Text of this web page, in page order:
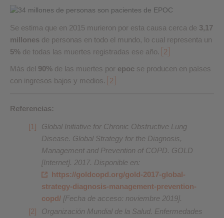
Se estima que en 2015 murieron por esta causa cerca de 3,17
millones de personas en todo el mundo, lo cual representa un
5% de todas las muertes registradas ese año. 2
Más del 90% de las muertes por epoc se producen en países
con ingresos bajos y medios. 2
Referencias:
Global Initiative for Chronic Obstructive Lung
Disease. Global Strategy for the Diagnosis,
Management and Prevention of COPD. GOLD
[Internet]. 2017. Disponible en:
https://goldcopd.org/gold-2017-global-
strategy-diagnosis-management-prevention-
copd/ [Fecha de acceso: noviembre 2019].
Organización Mundial de la Salud. Enfermedades